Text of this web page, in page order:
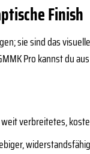
Finish
sie sind das
Pro kannst du
verbreitetes,